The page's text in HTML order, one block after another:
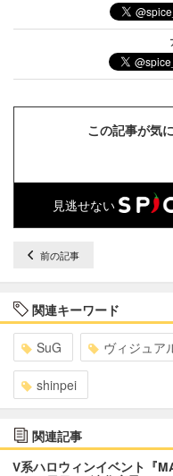
この記事が気
見逃せない
前の記事
関連キーワード
SuG ヴィジュア
shinpei
関連記事
V系ハロウィンイベント『